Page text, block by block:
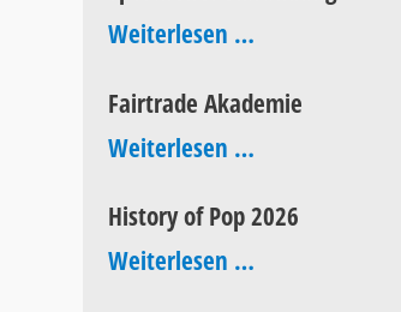
Weiterlesen …Sporthelfer-
Fairtrade Akademie
Weiterlesen …Fairtrade
History of Pop 2026
Weiterlesen …History